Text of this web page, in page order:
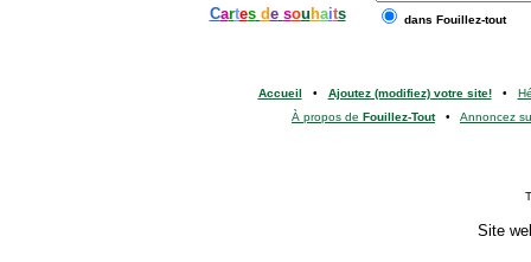
Cartes de sou haits dans Fouillez-tout
Accueil • Ajoutez (modifiez) votre site!•
À propos de Fouillez-Tout• Annoncez
Site